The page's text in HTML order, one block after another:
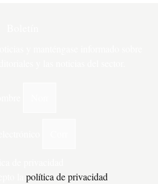
política de privacidad